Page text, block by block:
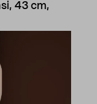
43 cm,